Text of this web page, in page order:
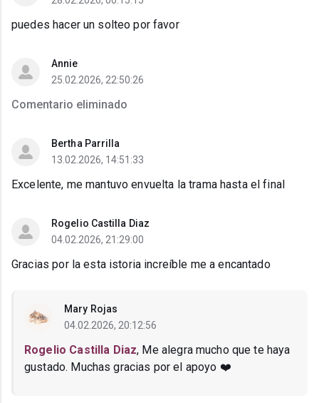
puedes hacer un solteo por favor
Annie
25.02.2026, 22:50:26
Comentario eliminado
Bertha Parrilla
13.02.2026, 14:51:33
Excelente, me mantuvo envuelta la trama hasta el final
Rogelio Castilla Diaz
04.02.2026, 21:29:00
Gracias por la esta istoria increíble me a encantado
Mary Rojas
04.02.2026, 20:12:56
Rogelio Castilla Diaz, Me alegra mucho que te haya
gustado. Muchas gracias por el apoyo ❤️